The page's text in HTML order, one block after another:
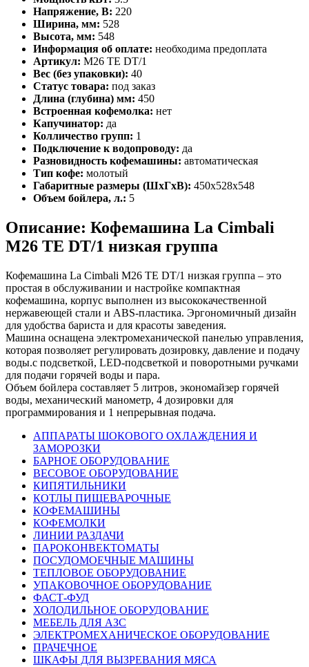
Напряжение, В: 220
Ширина, мм: 528
Высота, мм: 548
Информация об оплате: необходима предоплата
Артикул: M26 TE DT/1
Вес (без упаковки): 40
Статус товара: под заказ
Длина (глубина) мм: 450
Встроенная кофемолка: нет
Капучинатор: да
Колличество групп: 1
Подключение к водопроводу: да
Разновидность кофемашины: автоматическая
Тип кофе: молотый
Габаритные размеры (ШхГхВ): 450х528х548
Объем бойлера, л.: 5
Описание: Кофемашина La Cimbali
M26 TE DT/1 низкая группа
Кофемашина La Cimbali M26 TE DT/1 низкая группа – это
простая в обслуживании и настройке компактная
кофемашина, корпус выполнен из высококачественной
нержавеющей стали и ABS-пластика. Эргономичный дизайн
для удобства бариста и для красоты заведения.
Машина оснащена электромеханической панелью управления,
которая позволяет регулировать дозировку, давление и подачу
воды.с подсветкой, LED-подсветкой и поворотными ручками
для подачи горячей воды и пара.
Объем бойлера составляет 5 литров, экономайзер горячей
воды, механический манометр, 4 дозировки для
программирования и 1 непрерывная подача.
АППАРАТЫ ШОКОВОГО ОХЛАЖДЕНИЯ И
ЗАМОРОЗКИ
БАРНОЕ ОБОРУДОВАНИЕ
ВЕСОВОЕ ОБОРУДОВАНИЕ
КИПЯТИЛЬНИКИ
КОТЛЫ ПИЩЕВАРОЧНЫЕ
КОФЕМАШИНЫ
КОФЕМОЛКИ
ЛИНИИ РАЗДАЧИ
ПАРОКОНВЕКТОМАТЫ
ПОСУДОМОЕЧНЫЕ МАШИНЫ
ТЕПЛОВОЕ ОБОРУДОВАНИЕ
УПАКОВОЧНОЕ ОБОРУДОВАНИЕ
ФАСТ-ФУД
ХОЛОДИЛЬНОЕ ОБОРУДОВАНИЕ
МЕБЕЛЬ ДЛЯ АЗС
ЭЛЕКТРОМЕХАНИЧЕСКОЕ ОБОРУДОВАНИЕ
ПРАЧЕЧНОЕ
ШКАФЫ ДЛЯ ВЫЗРЕВАНИЯ МЯСА